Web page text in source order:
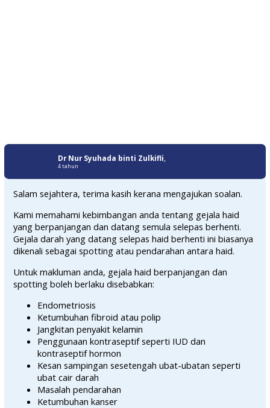
Dr Nur Syuhada binti Zulkifli
4 tahun
Salam sejahtera, terima kasih kerana mengajukan soalan.
Kami memahami kebimbangan anda tentang gejala haid
yang berpanjangan dan datang semula selepas berhenti.
Gejala darah yang datang selepas haid berhenti ini biasanya
dikenali sebagai spotting atau pendarahan antara haid.
Untuk makluman anda, gejala haid berpanjangan dan
spotting boleh berlaku disebabkan:
Endometriosis
Ketumbuhan fibroid atau polip
Jangkitan penyakit kelamin
Penggunaan kontraseptif seperti IUD dan
kontraseptif hormon
Kesan sampingan sesetengah ubat-ubatan seperti
ubat cair darah
Masalah pendarahan
Ketumbuhan kanser